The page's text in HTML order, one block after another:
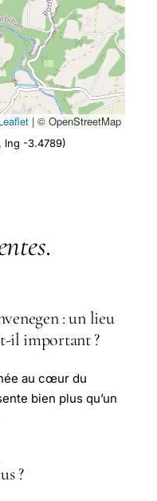
| © OpenStreetMap
lng -3.4789)
.
: un lieu
il important ?
au cœur du
bien plus qu’un
?